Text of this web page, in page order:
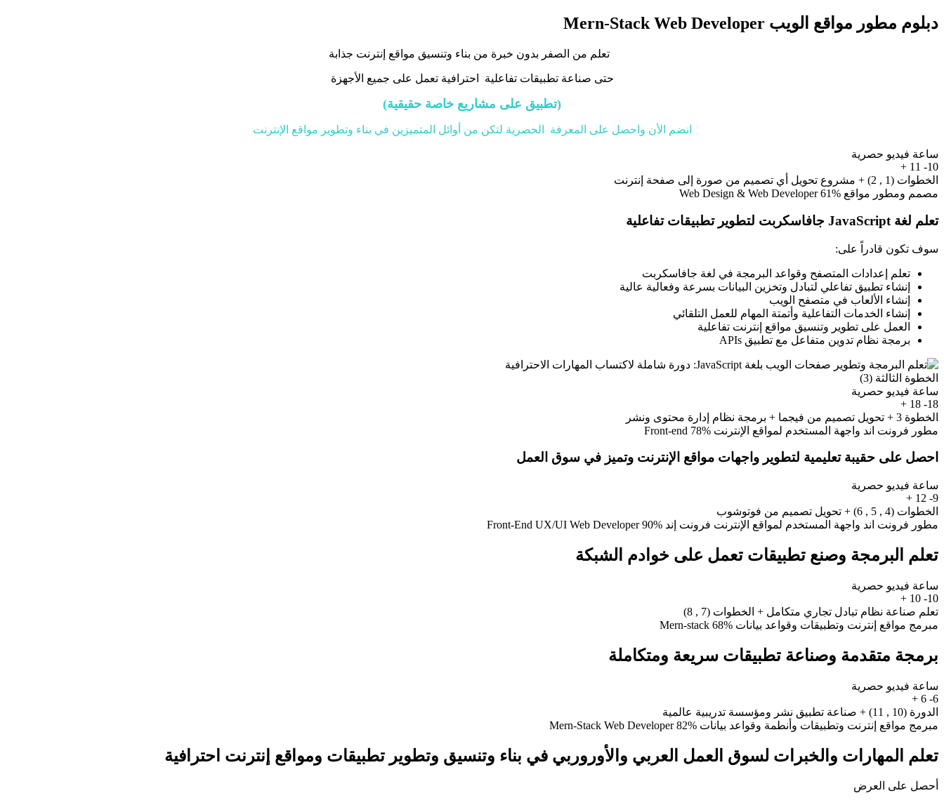
دبلوم مطور مواقع الويب Mern-Stack Web Developer
تعلم من الصفر بدون خبرة من بناء وتنسيق مواقع إنترنت جذابة
حتى صناعة تطبيقات تفاعلية احترافية تعمل على جميع الأجهزة
(تطبيق على مشاريع خاصة حقيقية)
انضم الأن واحصل على المعرفة الحصرية لتكن من أوائل المتميزين في بناء وتطوير مواقع الإنترنت
ساعة فيديو حصرية
10-
11
+
الخطوات (1 , 2) + مشروع تحويل أي تصميم من صورة إلى صفحة إنترنت
مصمم ومطور مواقع Web Design & Web Developer 61%
تعلم لغة JavaScript جافاسكربت لتطوير تطبيقات تفاعلية
سوف تكون قادراً على:
تعلم إعدادات المتصفح وقواعد البرمجة في لغة جافاسكربت
إنشاء تطبيق تفاعلي لتبادل وتخزين البيانات بسرعة وفعالية عالية
إنشاء الألعاب في متصفح الويب
إنشاء الخدمات التفاعلية وأتمتة المهام للعمل التلقائي
العمل على تطوير وتنسيق مواقع إنترنت تفاعلية
برمجة نظام تدوين متفاعل مع تطبيق APIs
الخطوة الثالثة (3)
ساعة فيديو حصرية
18-
18
+
الخطوة 3 + تحويل تصميم من فيجما + برمجة نظام إدارة محتوى ونشر
مطور فرونت اند واجهة المستخدم لمواقع الإنترنت Front-end 78%
احصل على حقيبة تعليمية لتطوير واجهات مواقع الإنترنت وتميز في سوق العمل
ساعة فيديو حصرية
9-
12
+
الخطوات (4 , 5 , 6) + تحويل تصميم من فوتوشوب
مطور فرونت اند واجهة المستخدم لمواقع الإنترنت فرونت إند Front-End UX/UI Web Developer 90%
تعلم البرمجة وصنع تطبيقات تعمل على خوادم الشبكة
ساعة فيديو حصرية
10-
10
+
تعلم صناعة نظام تبادل تجاري متكامل + الخطوات (7 , 8)
مبرمج مواقع إنترنت وتطبيقات وقواعد بيانات Mern-stack 68%
برمجة متقدمة وصناعة تطبيقات سريعة ومتكاملة
ساعة فيديو حصرية
6-
6
+
الدورة (10 , 11) + صناعة تطبيق نشر ومؤسسة تدريبية عالمية
مبرمج مواقع إنترنت وتطبيقات وأنطمة وقواعد بيانات Mern-Stack Web Developer 82%
تعلم المهارات والخبرات لسوق العمل العربي والأوروربي في بناء وتنسيق وتطوير تطبيقات ومواقع إنترنت احترافية
أحصل على العرض